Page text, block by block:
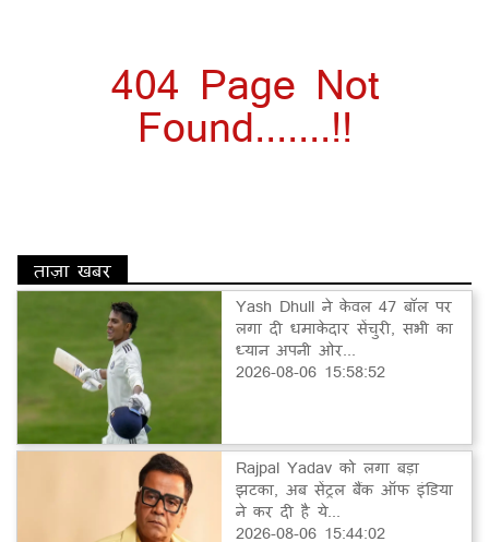
404 Page Not
Found.......!!
ताज़ा खबर
Yash Dhull ने केवल 47 बॉल पर
लगा दी धमाकेदार सेंचुरी, सभी का
ध्यान अपनी ओर...
2026-08-06 15:58:52
Rajpal Yadav को लगा बड़ा
झटका, अब सेंट्रल बैंक ऑफ इंडिया
ने कर दी है ये...
2026-08-06 15:44:02